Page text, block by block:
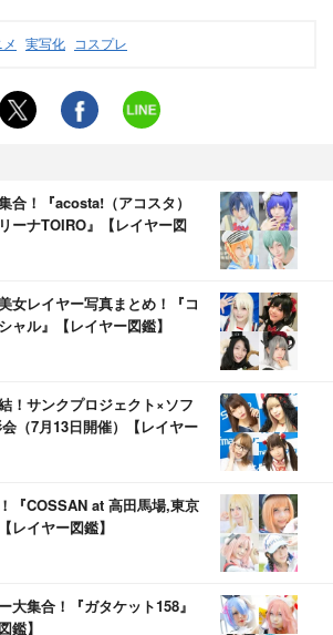
実写化 コスプレ
合！『acosta!（アコスタ）
ーナTOIRO』【レイヤー図
女レイヤー写真まとめ！『コ
ャル』【レイヤー図鑑】
！サンクプロジェクト×ソフ
（7月13日開催）【レイヤー
『COSSAN at 高田馬場,東京
レイヤー図鑑】
大集合！『ガタケット158』
鑑】